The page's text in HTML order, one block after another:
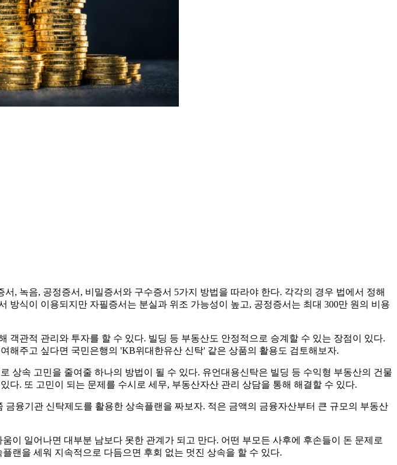
, 녹음, 공정증서, 비밀증서와 구수증서 5가지 방법을 따라야 한다. 각각의 경우 법에서 정해
식이 이용되지만 자필증서는 분실과 위조 가능성이 높고, 공정증서는 최대 300만 원의 비용
관적 관리와 투자를 할 수 있다. 빌딩 등 부동산도 안정적으로 승계할 수 있는 장점이 있다.
해주고 싶다면 국민은행의 'KB위대한유산 신탁' 같은 상품의 활용도 검토해보자.
상속 고민을 줄여줄 하나의 방법이 될 수 있다. 유언대용신탁은 빌딩 등 수익형 부동산의 건물
. 또 고민이 되는 문제를 수시로 세무, 부동산자산 관리 상담을 통해 해결할 수 있다.
융기관 신탁제도를 활용한 상속플랜을 짜보자. 적은 금액의 금융자산부터 큰 규모의 부동산
이 일어나면 대부분 남보다 못한 관계가 되고 만다. 어떤 부모든 사후에 후손들이 돈 문제로
랜을 세워 지속적으로 다듬으면 후회 없는 멋진 상속을 할 수 있다.